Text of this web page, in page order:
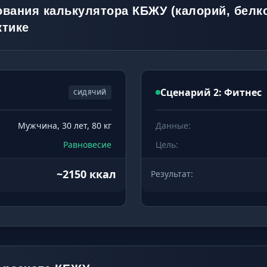
калькулятора КБЖУ (калорий,
СИДЯЧИЙ
Мужчина, 30 лет, 80 кг
Равновесие
~2150 ккал
Сценарий 2: Фитнес
Данные:
Цель:
Результат: